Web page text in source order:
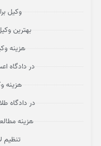
وکیل
بهترین
هزینه
در دادگاه
هزینه
در دادگاه
هزینه
تنظیم